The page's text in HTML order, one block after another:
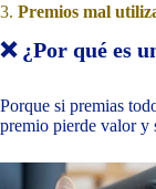
3. Premios mal
❌ ¿Por qué es
Porque si premias
premio pierde valor y